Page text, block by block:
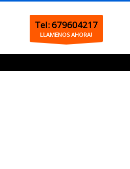
Tel: 679604217
LLAMENOS AHORA!